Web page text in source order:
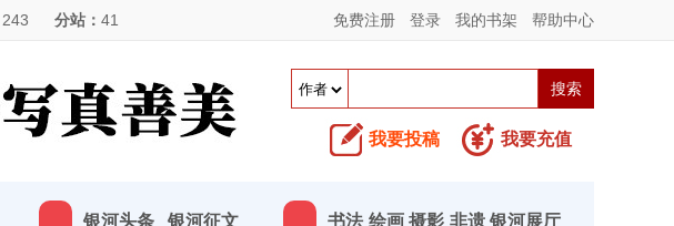
243 分站： 41 免费注册 登录 我的书架 帮助中心
我要投稿 我要充值
银河头条
银河征文
书法 绘画 摄影 非遗 银河展厅